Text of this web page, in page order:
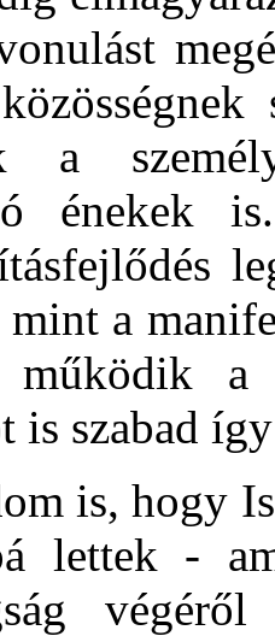
a
énekek
mint a
a
is szabad
is, hogy
lettek -